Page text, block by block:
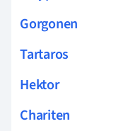
Gorgonen
Tartaros
Hektor
Chariten